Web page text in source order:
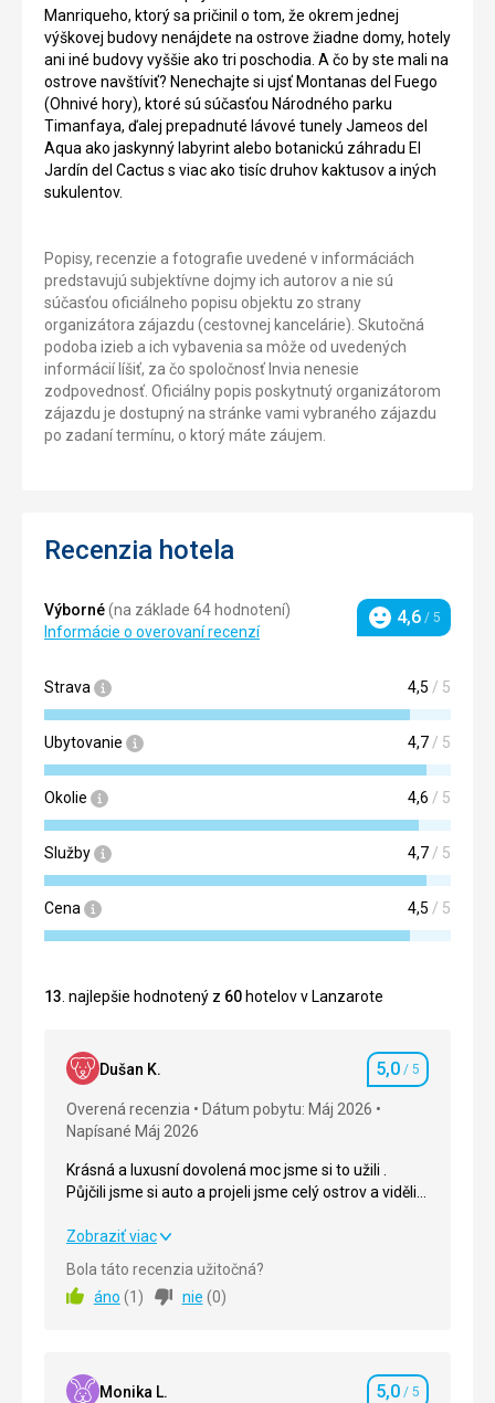
Manriqueho, ktorý sa pričinil o tom, že okrem jednej
výškovej budovy nenájdete na ostrove žiadne domy, hotely
ani iné budovy vyššie ako tri poschodia. A čo by ste mali na
ostrove navštíviť? Nenechajte si ujsť Montanas del Fuego
(Ohnivé hory), ktoré sú súčasťou Národného parku
Timanfaya, ďalej prepadnuté lávové tunely Jameos del
Aqua ako jaskynný labyrint alebo botanickú záhradu El
Jardín del Cactus s viac ako tisíc druhov kaktusov a iných
sukulentov.
Popisy, recenzie a fotografie uvedené v informáciách
predstavujú subjektívne dojmy ich autorov a nie sú
súčasťou oficiálneho popisu objektu zo strany
organizátora zájazdu (cestovnej kancelárie). Skutočná
podoba izieb a ich vybavenia sa môže od uvedených
informácií líšiť, za čo spoločnosť Invia nenesie
zodpovednosť. Oficiálny popis poskytnutý organizátorom
zájazdu je dostupný na stránke vami vybraného zájazdu
po zadaní termínu, o ktorý máte záujem.
Recenzia hotela
Výborné(na základe 64 hodnotení)
Informácie o overovaní recenzí
Hodnotenie
4,6 / 5
Strava 4,5 / 5
Ubytovanie 4,7/ 5
Okolie 4,6 / 5
Služby 4,7/ 5
Cena 4,5 / 5
13. najlepšie hodnotený z 60 hotelov v Lanzarote
Dušan K. Hodnotenie
5,0 / 5
Overená recenzia
Dátum pobytu: Máj 2026
Napísané Máj 2026
Krásná a luxusní dovolená moc jsme si to užili .
Půjčili jsme si auto a projeli jsme celý ostrov a viděli
Krásná a luxusní dovolená moc jsme si to užili .
Půjčili jsme si auto a projeli jsme celý ostrov a viděli
tam spoustu krásných a zajímavých míst .
Zobraziť viac
Bola táto recenzia užitočná?
áno (1 ) nie (0)
Monika L. 5,0 / 5